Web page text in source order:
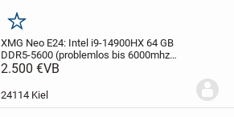
Merken
XMG Neo E24:Intel i9-14900HX64 GB
DDR5-5600 (problemlos bis 6000mhz
übertaktbar)2 TB NvME+1 TB NvME
Garantie ist noch vorhanden bis zum
2.500 €VB
24114 Kiel